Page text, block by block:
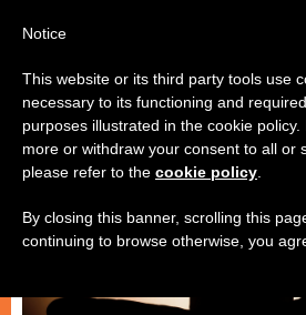
SPIRITUALITÀ E PREGHIERA
Notice
This website or its third party tools use
necessary to its functioning and
purposes illustrated in the cookie
more or withdraw your consent to all or
please refer to the cookie policy
By closing this banner, scrolling this
continuing to browse otherwise, you